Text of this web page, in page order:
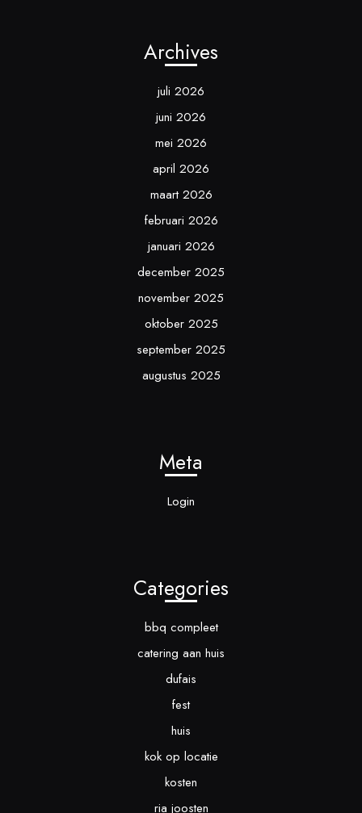
Archives
juli 2026
juni 2026
mei 2026
april 2026
maart 2026
februari 2026
januari 2026
december 2025
november 2025
oktober 2025
september 2025
augustus 2025
Meta
Login
Categories
bbq compleet
catering aan huis
dufais
fest
huis
kok op locatie
kosten
ria joosten